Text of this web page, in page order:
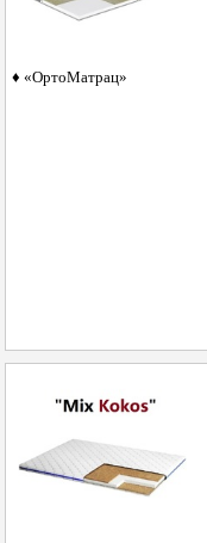
♦ «ОртоМатрац»